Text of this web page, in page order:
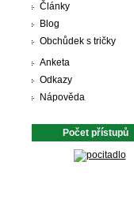
Články
Blog
Obchůdek s tričky
Anketa
Odkazy
Nápověda
Počet přístupů